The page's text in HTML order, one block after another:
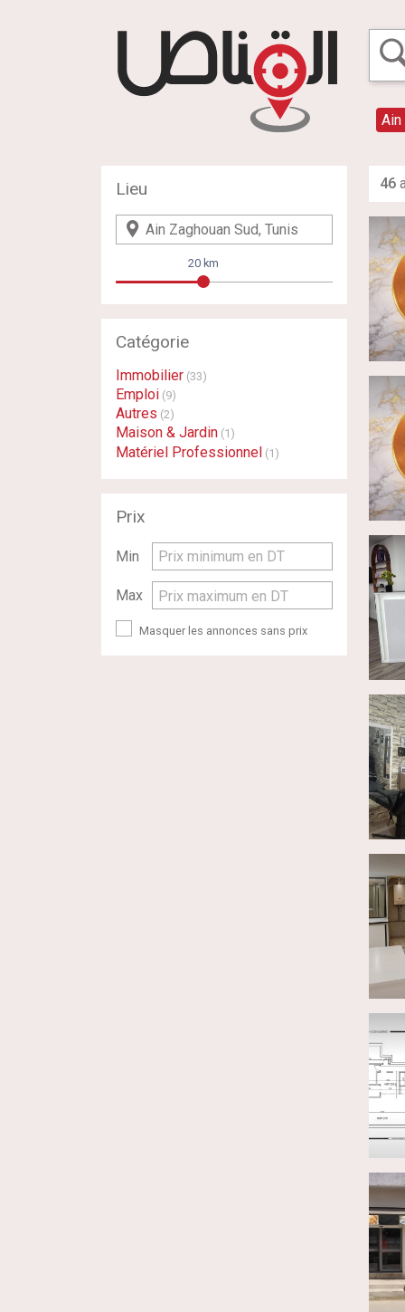
Ain
46
Lieu
20 km
Catégorie
Immobilier (33)
Emploi (9)
Autres (2)
Maison & Jardin (1)
Matériel Professionnel (1)
Prix
Min Prix minimum en DT
Max Prix maximum en DT
Masquer les annonces sans prix